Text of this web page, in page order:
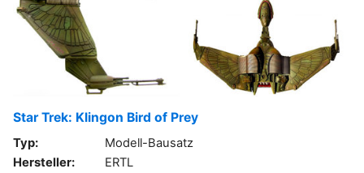
Star Trek: Klingon Bird of Prey
Typ:
Modell-Bausatz
Hersteller:
ERTL